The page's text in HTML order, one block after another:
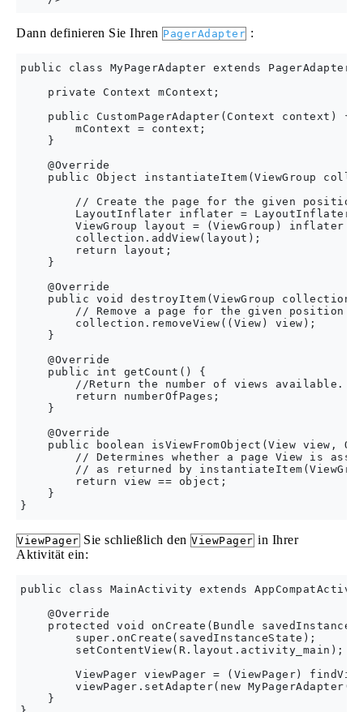
Dann definieren Sie Ihren PagerAdapter :
public class MyPagerAdapter extends PagerAdapter
    private Context mContext;
    public CustomPagerAdapter(Context context) {
        mContext = context;
    }
    @Override
public Object instantiateItem(ViewGroup
// Create the page for the given
LayoutInflater inflater =
ViewGroup layout = (ViewGroup)
        collection.addView(layout);
        return layout;
    }
    @Override
public void destroyItem(ViewGroup
// Remove a page for the given position.
        collection.removeView((View) view);
    }
    @Override
    public int getCount() {
        //Return the number of views available.
        return numberOfPages;
    }
    @Override
public boolean isViewFromObject(View view,
// Determines whether a page View is
// as returned by
        return view == object;
    }
ViewPager Sie schließlich den ViewPager in Ihrer
Aktivität ein:
public class MainActivity extends
    @Override
protected void onCreate(Bundle
        super.onCreate(savedInstanceState);
        setContentView(R.layout.activity_main);
ViewPager viewPager = (ViewPager)
viewPager.setAdapter(new
    }